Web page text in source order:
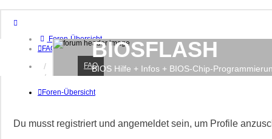
Foren-Übersicht
FAQ
Anmelden
Registrieren
BIOSFLASH
BIOS Hilfe + Infos + BIOS-Chip-
FAQ
Foren-Übersicht
Du musst registriert und angemeldet sein, um Profile